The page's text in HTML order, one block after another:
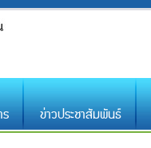
ข่าวประชาสัมพันธ์